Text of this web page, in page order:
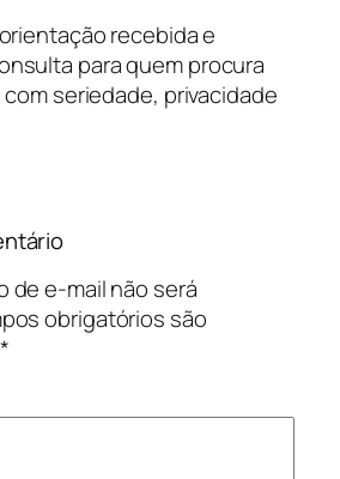
recebida e
para quem procura
seriedade, privacidade
de e-mail não será
obrigatórios são
*